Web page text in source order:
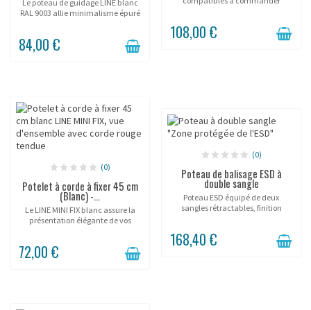
Le poteau de guidage LINE blanc
RAL 9003 allie minimalisme épuré
et fonctionnalité d'accueil . Conçu
galeries, ce système d'orientation
84,00 €
séparément).
108,00 €
(0)
Potelet à corde à fixer 45 cm
(Blanc) -...
Le LINE MINI FIX blanc assure la
présentation élégante de vos
permanent. Avec sa basse
72,00 €
(0)
Poteau de balisage ESD à
double sangle
Poteau ESD équipé de deux
sangles rétractables, finition
acier thermolaqué jaune.
168,40 €